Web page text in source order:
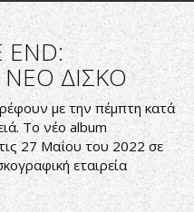
END:
ΔΙΣΚΟ
με την πέμπτη κατά
Το νέο album
27 Μαΐου του 2022 σε
εταιρεία